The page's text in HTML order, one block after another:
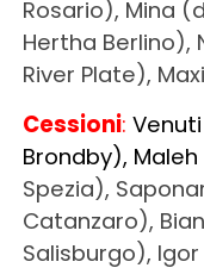
Rosario), Mina
Hertha Berlino),
River Plate),
Cessioni:
Brondby),
Spezia),
Catanzaro),
Salisburgo),